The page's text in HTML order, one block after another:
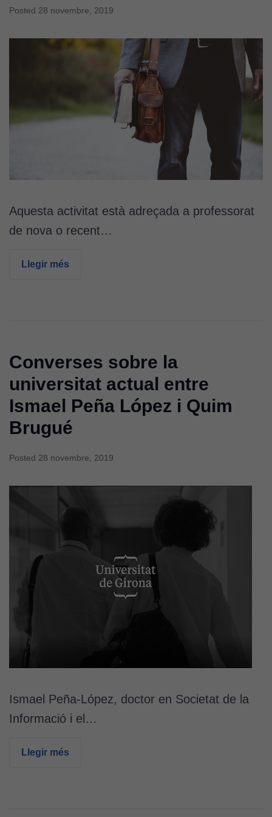
Posted 28 novembre, 2019
Aquesta activitat està adreçada a professorat
de nova o recent…
Llegir més
Converses sobre la
universitat actual entre
Ismael Peña López i Quim
Brugué
Posted 28 novembre, 2019
Ismael Peña-López, doctor en Societat de la
Informació i el…
Llegir més